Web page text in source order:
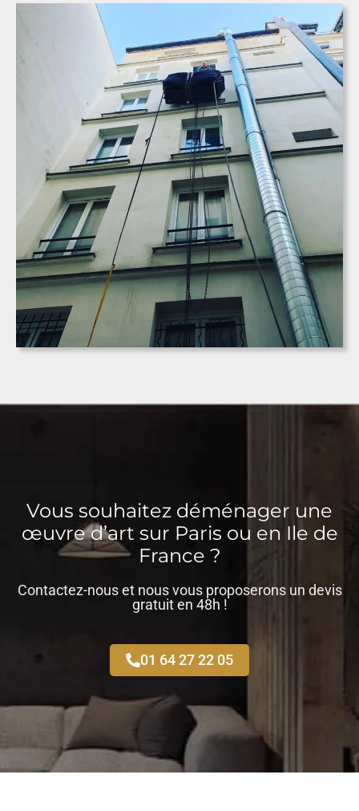
Vous souhaitez déménager une
œuvre d’art sur Paris ou en Ile de
France ?
Contactez-nous et nous vous proposerons un devis
gratuit en 48h !
01 64 27 22 05